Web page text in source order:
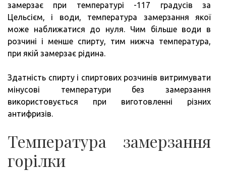
замерзає при температурі -117 градусів за
Цельсієм, і води, температура замерзання якої
може наближатися до нуля. Чим більше води в
розчині і менше спирту, тим нижча температура,
при якій замерзає рідина.
Здатність спирту і спиртових розчинів витримувати
мінусові температури без замерзання
використовується при виготовленні різних
антифризів.
Температура замерзання
горілки